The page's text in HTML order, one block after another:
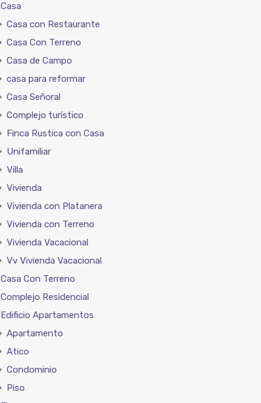
Casa
Casa con Restaurante
Casa Con Terreno
Casa de Campo
casa para reformar
Casa Señoral
Complejo turístico
Finca Rustica con Casa
Unifamiliar
Villa
Vivienda
Vivienda con Platanera
Vivienda con Terreno
Vivienda Vacacional
Vv Vivienda Vacacional
Casa Con Terreno
Complejo Residencial
Edificio Apartamentos
Apartamento
Atico
Condominio
Piso